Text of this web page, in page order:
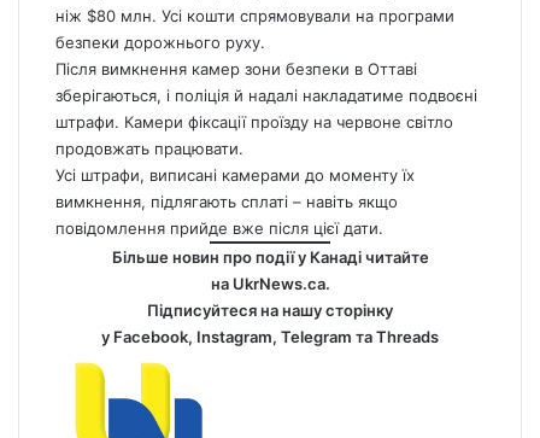
ніж $80 млн. Усі кошти спрямовували на програми
безпеки дорожнього руху.
Після вимкнення камер зони безпеки в Оттаві
зберігаються, і поліція й надалі накладатиме подвоєні
штрафи. Камери фіксації проїзду на червоне світло
продовжать працювати.
Усі штрафи, виписані камерами до моменту їх
вимкнення, підлягають сплаті – навіть якщо
повідомлення прийде вже після цієї дати.
Більше новин про події у Канаді читайте
на UkrNews.ca.
Підписуйтеся на нашу сторінку
у Facebook, Instagram, Telegram таThreads